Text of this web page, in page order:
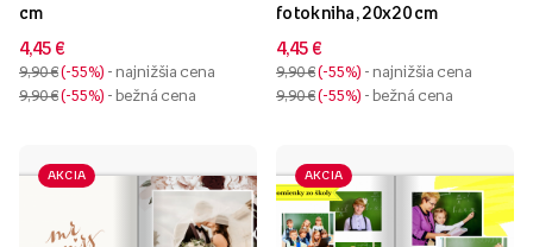
cm
4,45 €
9,90 € -55% - najnižšia cena
9,90 € -55% - bežná cena
fotokniha, 20x20 cm
4,45 €
9,90 € -55% - najnižšia cena
9,90 € -55% - bežná cena
AKCIA AKCIA